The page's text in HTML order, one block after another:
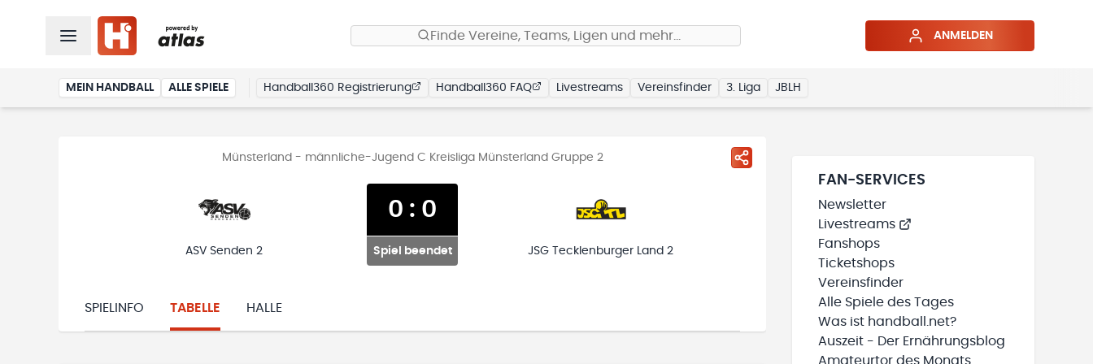
Finde Vereine, Teams, Ligen und mehr… ANMELDEN
MEIN HANDBALL ALLE SPIELE Handball360 Registrierung Handball360 FAQ Livestreams Vereinsfinder 3. Liga JBLH
Münsterland - männliche-Jugend C Kreisliga Münsterland Gruppe 2
ASV Senden 2
0 : 0
Spiel beendet JSG Tecklenburger Land 2
SPIELINFO TABELLE HALLE
FAN-SERVICES
Newsletter
Livestreams
Fanshops
Ticketshops
Vereinsfinder
Alle Spiele des Tages
Was ist handball.net?
Auszeit - Der Ernährungsblog
Amateurtor des Monats